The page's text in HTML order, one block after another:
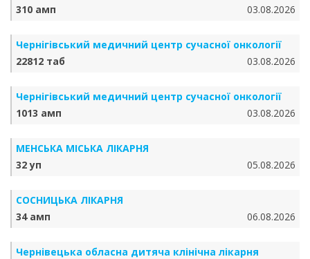
310 амп
03.08.2026
Чернігівський медичний центр сучасної онкології
22812 таб
03.08.2026
Чернігівський медичний центр сучасної онкології
1013 амп
03.08.2026
МЕНСЬКА МІСЬКА ЛІКАРНЯ
32 уп
05.08.2026
СОСНИЦЬКА ЛІКАРНЯ
34 амп
06.08.2026
Чернівецька обласна дитяча клінічна лікарня